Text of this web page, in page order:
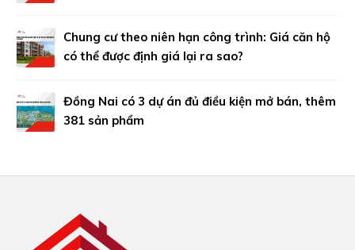
Chung cư theo niên hạn công trình: Giá căn hộ
có thể được định giá lại ra sao?
Đồng Nai có 3 dự án đủ điều kiện mở bán, thêm
381 sản phẩm